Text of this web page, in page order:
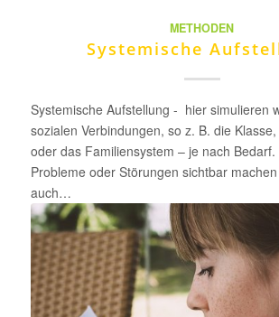
METHODEN
Systemische
Systemische Aufstellung - hier simulieren
sozialen Verbindungen, so z. B. die
oder das Familiensystem – je nach Bedarf.
Probleme oder Störungen sichtbar
auch…